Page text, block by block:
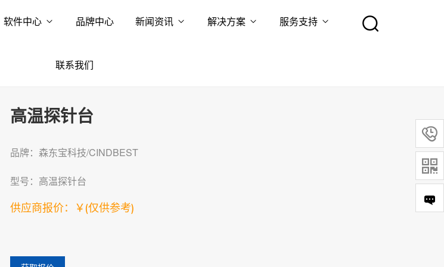
软件中心 品牌中心 新闻资讯 解决方案 服务支持
联系我们
高温探针台
品牌：森东宝科技/CINDBEST
型号：高温探针台
供应商报价：￥(仅供参考)

